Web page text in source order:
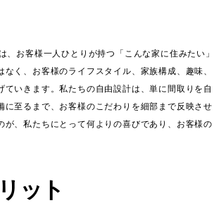
お客様一人ひとりが持つ「こんな家に住みたい」
く、お客様のライフスタイル、家族構成、趣味、
いきます。私たちの自由設計は、単に間取りを自
至るまで、お客様のこだわりを細部まで反映させ
、私たちにとって何よりの喜びであり、お客様の
ット